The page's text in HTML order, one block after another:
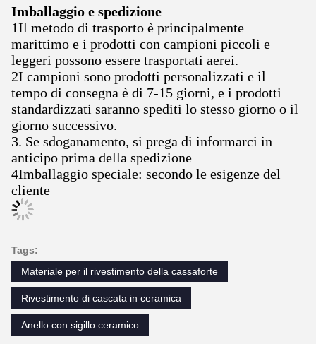
Imballaggio e spedizione
1Il metodo di trasporto è principalmente
marittimo e i prodotti con campioni piccoli e
leggeri possono essere trasportati aerei.
2I campioni sono prodotti personalizzati e il
tempo di consegna è di 7-15 giorni, e i prodotti
standardizzati saranno spediti lo stesso giorno o il
giorno successivo.
3. Se sdoganamento, si prega di informarci in
anticipo prima della spedizione
4Imballaggio speciale: secondo le esigenze del
cliente
Tags:
Materiale per il rivestimento della cassaforte
Rivestimento di cascata in ceramica
Anello con sigillo ceramico